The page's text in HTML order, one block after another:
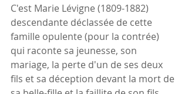
C'est Marie Lévigne (1809-1882)
descendante déclassée de cette
famille opulente (pour la contrée)
qui raconte sa jeunesse, son
mariage, la perte d'un de ses deux
fils et sa déception devant la mort de